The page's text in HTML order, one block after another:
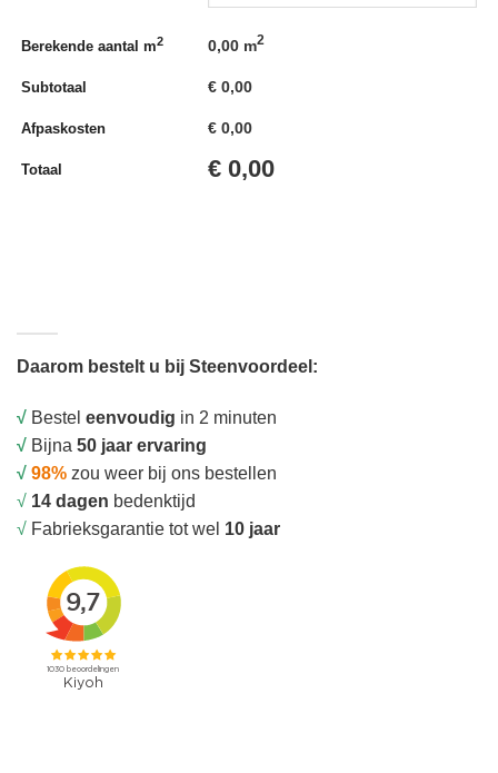
Berekende aantal m2 0,00 m2
Subtotaal €0,00
Afpaskosten €0,00
Totaal € 0,00
Daarom bestelt u bij Steenvoordeel:
√ Bestel eenvoudig in 2 minuten
√ Bijna 50 jaar ervaring
√ 98% zou weer bij ons bestellen
√ 14 dagen bedenktijd
√ Fabrieksgarantie tot wel 10 jaar